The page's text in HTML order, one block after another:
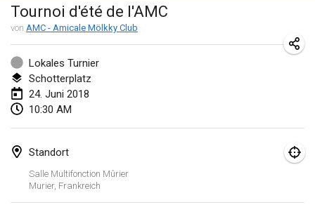
Tournoi d'été de l'AMC
von AMC - Amicale Mölkky Club
Lokales Turnier
Schotterplatz
24. Juni 2018
10:30 AM
Standort
Salle Multifonction Mûrier
Murier, Frankreich
21. Jan. 2018 |Frankreich
Tournoi d'Hiver
27. Jan. 2018
Tournoi de Mölkky - Lesfous Dubâtonvaigeois
27. Jan. 2018
Februar 2018
Lumi Mölkky